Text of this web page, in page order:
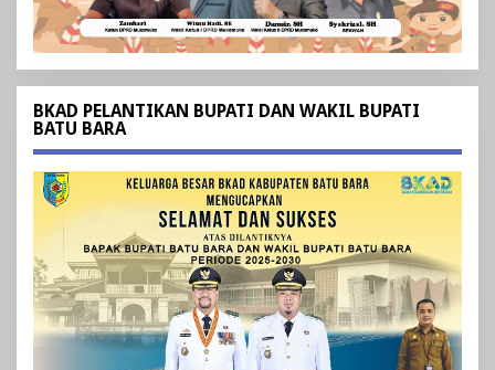
BKAD PELANTIKAN BUPATI DAN WAKIL BUPATI
BATU BARA